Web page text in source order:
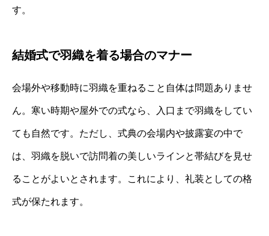
す。
結婚式で羽織を着る場合のマナー
会場外や移動時に羽織を重ねること自体は問題ありませ
ん。寒い時期や屋外での式なら、入口まで羽織をしてい
ても自然です。ただし、式典の会場内や披露宴の中で
は、羽織を脱いで訪問着の美しいラインと帯結びを見せ
ることがよいとされます。これにより、礼装としての格
式が保たれます。